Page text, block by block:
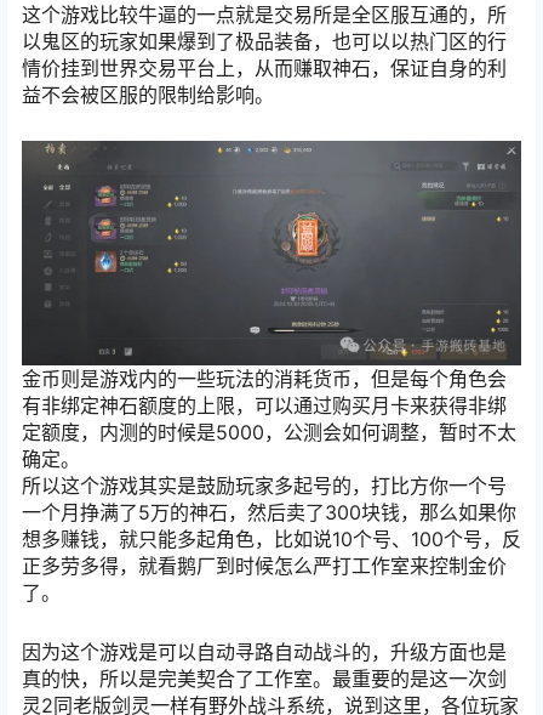
这个游戏比较牛逼的一点就是交易所是全区服互通的，所
以鬼区的玩家如果爆到了极品装备，也可以以热门区的行
情价挂到世界交易平台上，从而赚取神石，保证自身的利
益不会被区服的限制给影响。
金币则是游戏内的一些玩法的消耗货币，但是每个角色会
有非绑定神石额度的上限，可以通过购买月卡来获得非绑
定额度，内测的时候是5000，公测会如何调整，暂时不太
确定。
所以这个游戏其实是鼓励玩家多起号的，打比方你一个号
一个月挣满了5万的神石，然后卖了300块钱，那么如果你
想多赚钱，就只能多起角色，比如说10个号、100个号，反
正多劳多得，就看鹅厂到时候怎么严打工作室来控制金价
了。
因为这个游戏是可以自动寻路自动战斗的，升级方面也是
真的快，所以是完美契合了工作室。最重要的是这一次剑
灵2同老版剑灵一样有野外战斗系统，说到这里，各位玩家